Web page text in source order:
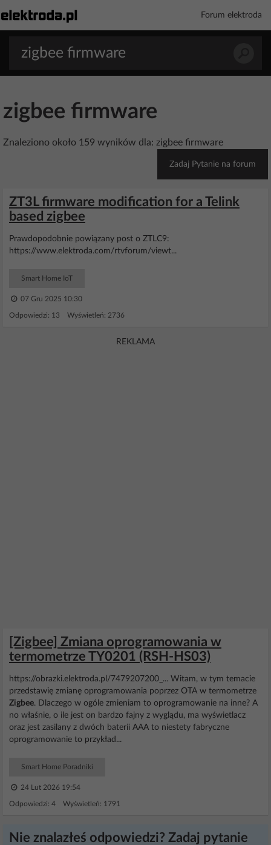
Forum elektroda
zigbee firmware
Znaleziono około 159 wyników dla: zigbee firmware
Zadaj Pytanie na forum
ZT3L firmware modification for a Telink
based zigbee
Prawdopodobnie powiązany post o ZTLC9:
https://www.elektroda.com/rtvforum/viewt...
Smart Home IoT
07 Gru 2025 10:30
Odpowiedzi: 13 Wyświetleń: 2736
REKLAMA
[Zigbee] Zmiana oprogramowania w
termometrze TY0201 (RSH-HS03)
https://obrazki.elektroda.pl/7479207200_... Witam, w tym temacie
przedstawię zmianę oprogramowania poprzez OTA w termometrze
Zigbee. Dlaczego w ogóle zmieniam to oprogramowanie na inne? A
no właśnie, o ile jest on bardzo fajny z wyglądu, ma wyświetlacz
oraz jest zasilany z dwóch baterii AAA to niestety fabryczne
oprogramowanie to przykład...
Smart Home Poradniki
24 Lut 2026 19:54
Odpowiedzi: 4 Wyświetleń: 1791
Nie znalazłeś odpowiedzi? Zadaj pytanie